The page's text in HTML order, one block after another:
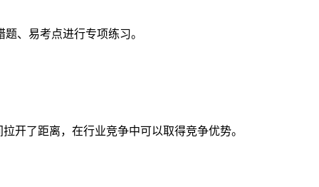
、易考点进行专项练习。
开了距离，在行业竞争中可以取得竞争优势。